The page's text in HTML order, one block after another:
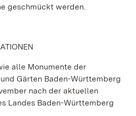
geschmückt werden.
alle Monumente der
Gärten Baden-Württemberg
nach der aktuellen
Landes Baden-Württemberg